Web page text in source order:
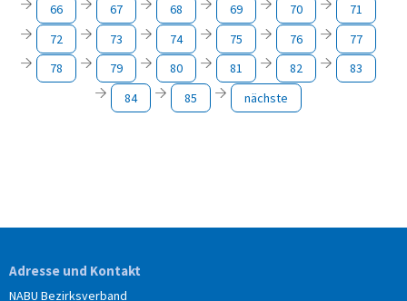
66
67 68 69 70
71
72
73 74 75 76
77
78
79 80 81 82
83
84
85 nächste
Adresse und Kontakt
NABU Bezirksverband